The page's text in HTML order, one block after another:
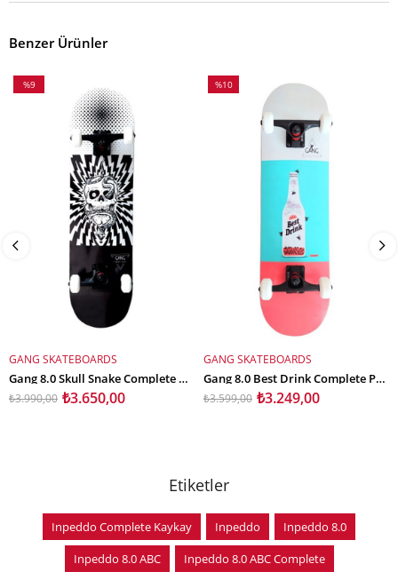
Benzer Ürünler
SEPETE EKLE
%9
GANG SKATEBOARDS
Gang 8.0 Skull Snake Complete Profesyonel Kaykay
₺3.650,00
₺3.990,00
SEPETE EKLE
%10
GANG SKATEBOARDS
Gang 8.0 Best Drink Complete Profesyonel Kaykay
₺3.249,00
₺3.599,00
Etiketler
Inpeddo Complete Kaykay Inpeddo
Inpeddo 8.0
Inpeddo 8.0 ABC
Inpeddo 8.0 ABC Complete